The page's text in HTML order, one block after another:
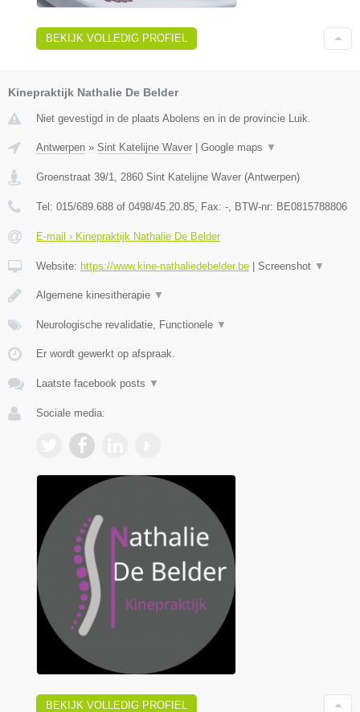
BEKIJK VOLLEDIG PROFIEL
Kinepraktijk Nathalie De Belder
Niet gevestigd in de plaats Abolens en in de provincie Luik.
Antwerpen » Sint Katelijne Waver | Google maps ▼
Groenstraat 39/1 2860 Sint Katelijne Waver (Antwerpen)
Tel: 015/689.688 of 0498/45.20.85 , Fax: - , BTW-nr: BE0815788806
E-mail › Kinepraktijk Nathalie De Belder
Website: https://www.kine-nathaliedebelder.be | Screenshot ▼
Algemene kinesitherapie ▼
Neurologische revalidatie, Functionele ▼
Er wordt gewerkt op afspraak.
Laatste facebook posts ▼
Sociale media:
BEKIJK VOLLEDIG PROFIEL